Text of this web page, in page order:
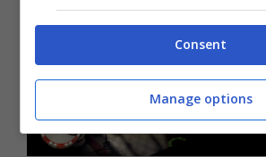
Consent
Manage options